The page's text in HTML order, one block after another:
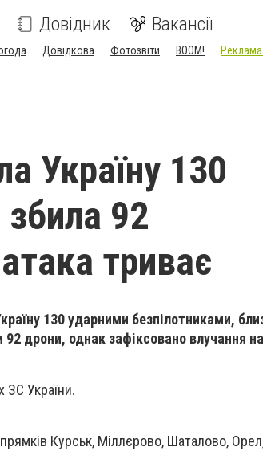
Довідник Вакансії
Довідкова Фотозвіти BOOM! Реклама
Україну 130
92
триває
130 ударними безпілотниками,
дрони, однак зафіксовано влучання
ЗС України.
Курськ, Міллєрово, Шаталово,